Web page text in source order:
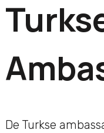
De Turkse